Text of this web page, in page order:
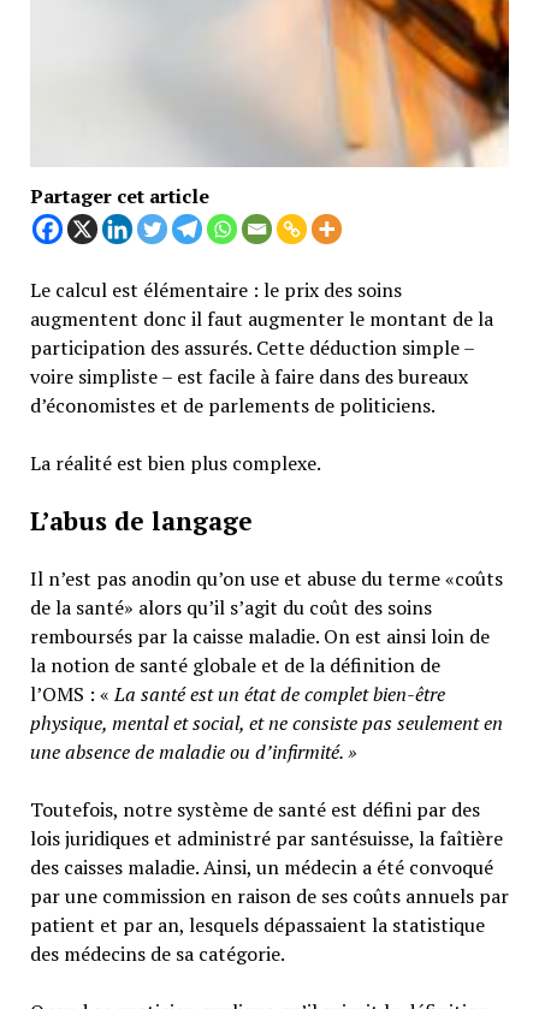
Partager cet article
Le calcul est élémentaire : le prix des soins
augmentent donc il faut augmenter le montant de la
participation des assurés. Cette déduction simple –
voire simpliste – est facile à faire dans des bureaux
d’économistes et de parlements de politiciens.
La réalité est bien plus complexe.
L’abus de langage
Il n’est pas anodin qu’on use et abuse du terme «coûts
de la santé» alors qu’il s’agit du coût des soins
remboursés par la caisse maladie. On est ainsi loin de
la notion de santé globale et de la définition de
l’OMS : «La santé est un état de complet bien-être
physique, mental et social, et ne consiste pas seulement en
une absence de maladie ou d’infirmité.»
Toutefois, notre système de santé est défini par des
lois juridiques et administré par santésuisse, la faîtière
des caisses maladie. Ainsi, un médecin a été convoqué
par une commission en raison de ses coûts annuels par
patient et par an, lesquels dépassaient la statistique
des médecins de sa catégorie.